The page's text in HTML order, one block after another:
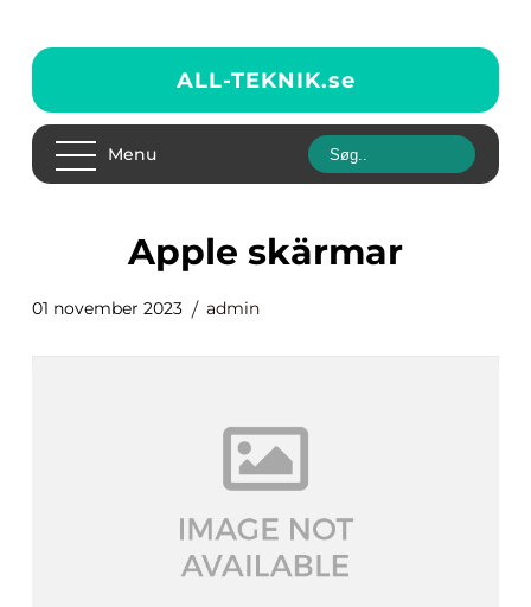
ALL-TEKNIK.se
Menu
apple skärmar
01 november 2023 admin